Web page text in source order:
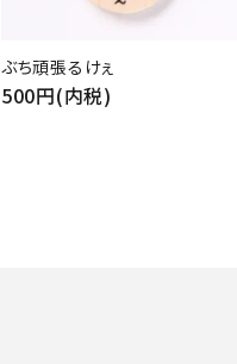
ぶち頑張るけぇ
500円(内税)